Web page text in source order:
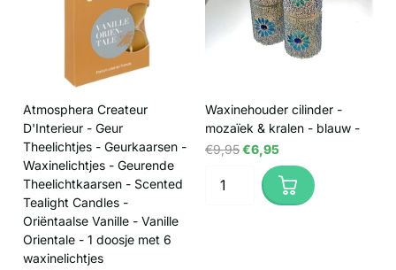
Atmosphera Createur
D'Interieur - Geur
Theelichtjes - Geurkaarsen -
Waxinelichtjes - Geurende
Theelichtkaarsen - Scented
Tealight Candles -
Oriëntaalse Vanille - Vanille
Orientale - 1 doosje met 6
waxinelichtjes
Waxinehouder cilinder -
mozaïek & kralen - blauw -
€9,95€6,95